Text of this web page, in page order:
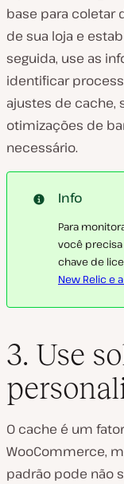
base para coletar
de sua loja e
seguida, use as
identificar
ajustes de cache,
otimizações de
necessário.
Info
Para
você
chave de
New Relic e
3. Use
O cache é um
WooCommerce,
padrão pode não